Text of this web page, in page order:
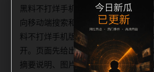
黑料不打烊手机版入口翻车事件移动
向移动端搜索和站内连续阅读场景整
料不打烊手机版入口、翻车事件和相
开。页面先给出清晰主题，再补充移
摘要说明、图片语义和可点击入口，